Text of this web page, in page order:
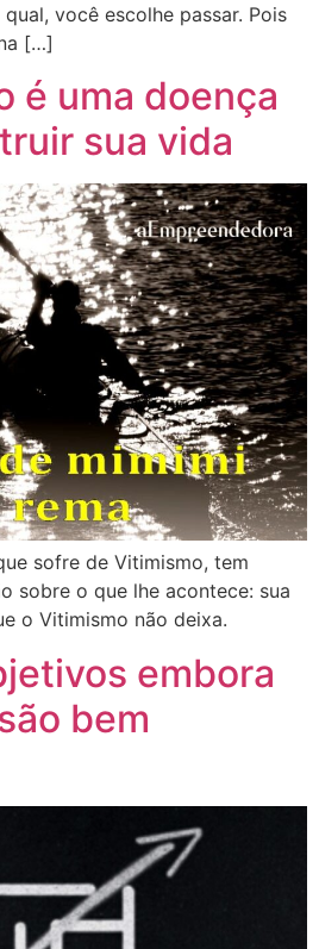
você escolhe passar. Pois
[…]
é uma doença
sua vida
sofre de Vitimismo, tem
sobre o que lhe acontece: sua
o Vitimismo não deixa.
embora
bem